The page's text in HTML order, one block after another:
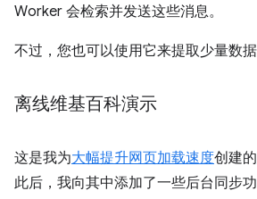
Worker 会检索并发送这些消息。
不过，您也可以使用它来提取少量数据
离线维基百科演示
这是我为大幅提升网页加载速度创建的
此后，我向其中添加了一些后台同步功